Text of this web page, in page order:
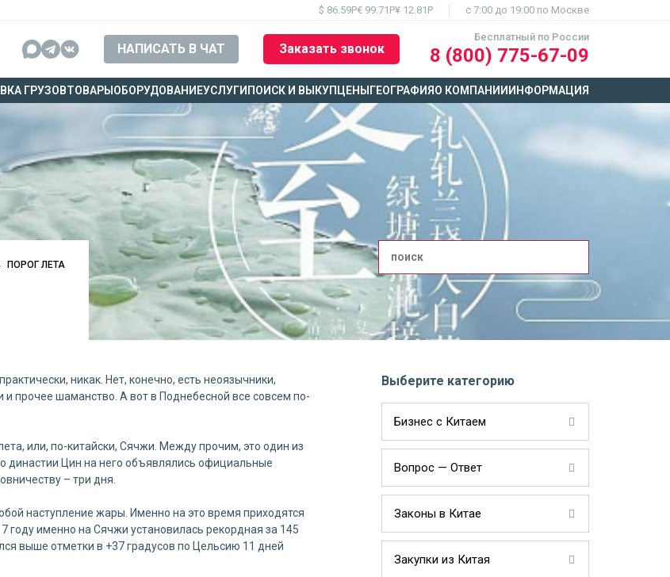
$ 86.59Р€ 99.71Р¥ 12.81Р c 7:00 до 19:00 по Москве
НАПИСАТЬ В ЧАТ Заказать звонок
Бесплатный по России
8 (800) 775-67-09
ГРУЗОВТОВАРЫ ОБОРУДОВАНИЕУСЛУГИ ПОИСК И ВЫКУП ЦЕНЫ ГЕОГРАФИЯО КОМПАНИИ ИНФОРМАЦИЯ
ПОРОГ ЛЕТА
никак. Нет, конечно, есть неоязычники,
и прочее шаманство. А вот в Поднебесной все совсем по-
или, по-китайски, Сячжи. Между прочим, это один из
династии Цин на него объявлялись официальные
– три дня.
наступление жары. Именно на это время приходятся
году именно на Сячжи установилась рекордная за 145
выше отметки в +37 градусов по Цельсию 11 дней
Выберите категорию
Бизнес с Китаем
Вопрос — Ответ
Законы в Китае
Закупки из Китая